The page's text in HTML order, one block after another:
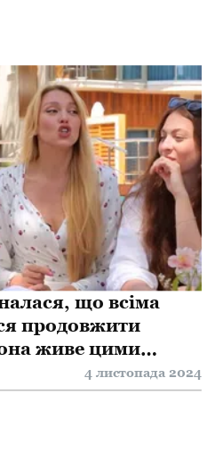
що всіма
продовжити
живе цими
4 листопада 2024